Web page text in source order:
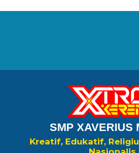
SMP XAVERIUS
Kreatif, Edukatif,